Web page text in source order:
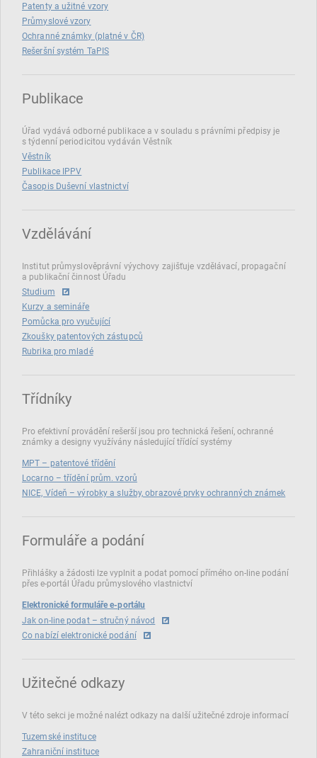
Patenty a užitné vzory
Průmyslové vzory
Ochranné známky (platné v ČR)
Rešeršní systém TaPIS
Publikace
Úřad vydává odborné publikace a v souladu s právními předpisy je
s týdenní periodicitou vydáván Věstník
Věstník
Publikace IPPV
Časopis Duševní vlastnictví
Vzdělávání
Institut průmyslověprávní výychovy zajišťuje vzdělávací, propagační
a publikační činnost Úřadu
Studium
Kurzy a semináře
Pomůcka pro vyučující
Zkoušky patentových zástupců
Rubrika pro mladé
Třídníky
Pro efektivní provádění rešerší jsou pro technická řešení, ochranné
známky a designy využívány následující třídící systémy
MPT – patentové třídění
Locarno – třídění prům. vzorů
NICE, Vídeň – výrobky a služby, obrazové prvky ochranných známek
Formuláře a podání
Přihlášky a žádosti lze vyplnit a podat pomocí přímého on‑line podání
přes e‑portál Úřadu průmyslového vlastnictví
Elektronické formuláře e-portálu
Jak on-line podat – stručný návod
Co nabízí elektronické podání
Užitečné odkazy
V této sekci je možné nalézt odkazy na další užitečné zdroje informací
Tuzemské instituce
Zahraniční instituce